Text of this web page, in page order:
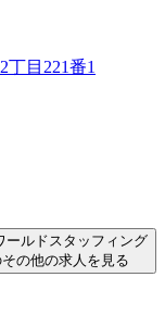
目221番1
ールドスタッフィング
の他の求人を見る